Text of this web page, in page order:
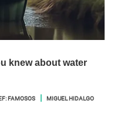
FAMOSOS MIGUEL HIDALGO